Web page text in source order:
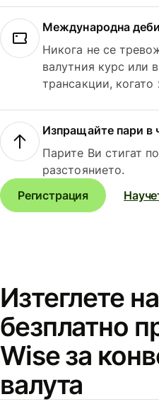
Международна
Никога не се
валутния курс или
трансакции,
Изпращайте пари в
Парите Ви стигат
разстоянието.
Регистрация
Изтеглете
безплатно
Wise за
валута